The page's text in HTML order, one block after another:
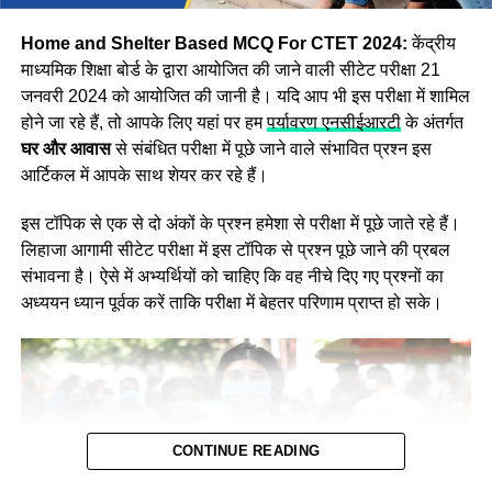
लॉगिन करना होगा इसके बाद Asnswer Key स्क्रीन पर प्रदर्शित हो
जाएगी।
Home and Shelter Based MCQ For CTET 2024: केंद्रीय
माध्यमिक शिक्षा बोर्ड के द्वारा आयोजित की जाने वाली सीटेट परीक्षा 21
जनवरी 2024 को आयोजित की जानी है। यदि आप भी इस परीक्षा में शामिल
होने जा रहे हैं, तो आपके लिए यहां पर हमपर्यावरण एनसीईआरटीके अंतर्गत
घर और आवाससे संबंधित परीक्षा में पूछे जाने वाले संभावित प्रश्न इस
आर्टिकल में आपके साथ शेयर कर रहे हैं।
इस टॉपिक से एक से दो अंकों के प्रश्न हमेशा से परीक्षा में पूछे जाते रहे हैं।
लिहाजा आगामी सीटेट परीक्षा में इस टॉपिक से प्रश्न पूछे जाने की प्रबल
संभावना है। ऐसे में अभ्यर्थियों को चाहिए कि वह नीचे दिए गए प्रश्नों का
अध्ययन ध्यान पूर्वक करें ताकि परीक्षा में बेहतर परिणाम प्राप्त हो सके।
CONTINUE READING